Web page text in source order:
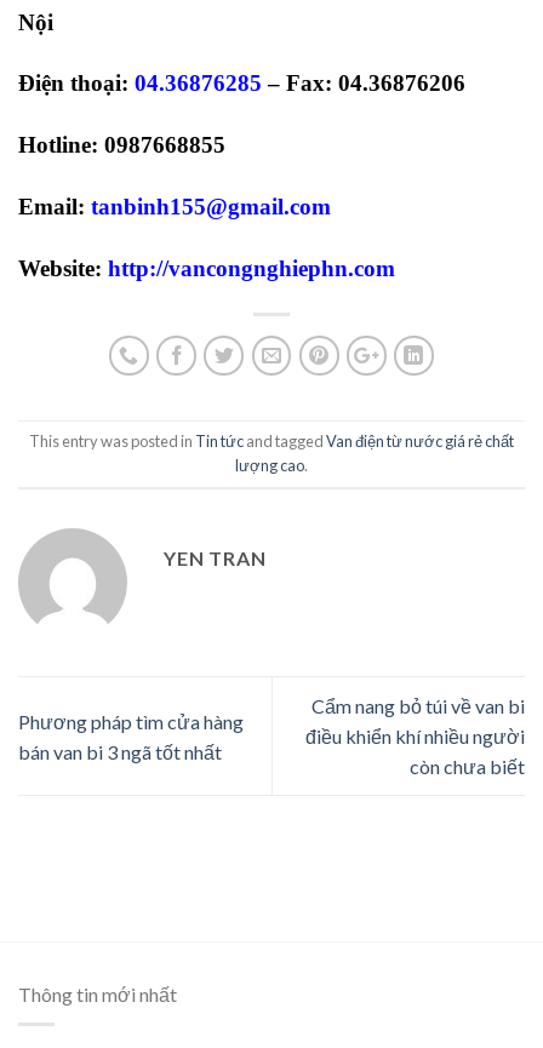
Nội
Điện thoại: 04.36876285 – Fax: 04.36876206
Hotline: 0987668855
Email: tanbinh155@gmail.com
Website: http://vancongnghiephn.com
This entry was posted in Tin tứcand taggedVan điện từ nước giá rẻ chất
lượng cao.
YEN TRAN
Phương pháp tìm cửa hàng
bán van bi 3 ngã tốt nhất
Cẩm nang bỏ túi về van bi
điều khiển khí nhiều người
còn chưa biết
Thông tin mới nhất